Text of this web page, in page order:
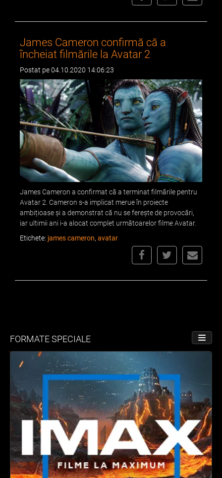
James Cameron confirmă că a
încheiat filmările la Avatar 2
Postat pe 04.10.2020 14:06:23
James Cameron a confirmat că a terminat filmările pentru
Avatar 2. Cameron s-a implicat merue în proiecte
ambițioase și a demonstrat că nu se ferește de provocări,
iar ultimii ani i-a alocat complet următoarelor filme Avatar.
Etichete: james cameron, avatar
FORMATE SPECIALE